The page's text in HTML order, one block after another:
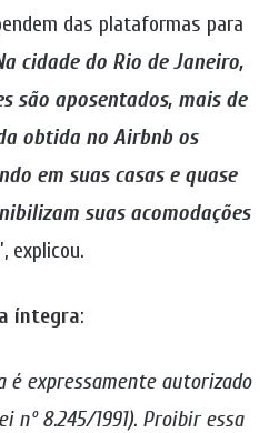
das plataformas para
cidade do Rio de Janeiro,
são aposentados, mais de
obtida no Airbnb os
em suas casas e quase
suas acomodações
explicou.
íntegra:
é expressamente autorizado
nº 8.245/1991). Proibir essa